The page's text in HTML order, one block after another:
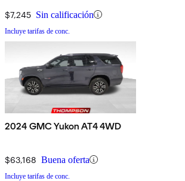
$7,245 Sin calificación
Incluye tarifas de conc.
2024 GMC Yukon AT4 4WD
$63,168 Buena oferta
Incluye tarifas de conc.